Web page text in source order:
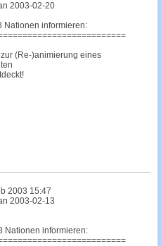
2003-02-20
Nationen informieren:
(Re-)animierung eines
2003 15:47
2003-02-13
Nationen informieren: